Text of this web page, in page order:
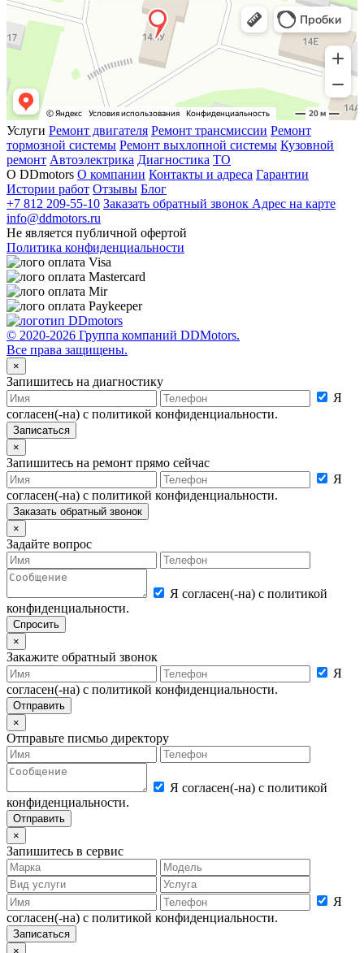
Услуги Ремонт двигателя Ремонт трансмиссии Ремонт
тормозной системы Ремонт выхлопной системы Кузовной
ремонт Автоэлектрика Диагностика ТО
О DDmotors О компании Контакты и адреса Гарантии
Истории работ Отзывы Блог
+7 812 209-55-10 Заказать обратный звонок Адрес на карте
info@ddmotors.ru
Не является публичной офертой
Политика конфиденциальности
© 2020-2026 Группа компаний DDMotors.
Все права защищены.
×
Запишитесь на диагностику
Я
согласен(-на) с политикой конфиденциальности.
×
Запишитесь на ремонт прямо сейчас
Я
согласен(-на) с политикой конфиденциальности.
×
Задайте вопрос
Я согласен(-на) с политикой
конфиденциальности.
×
Закажите обратный звонок
Я
согласен(-на) с политикой конфиденциальности.
×
Отправьте писмьо директору
Я согласен(-на) с политикой
конфиденциальности.
×
Запишитесь в сервис
Я
согласен(-на) с политикой конфиденциальности.